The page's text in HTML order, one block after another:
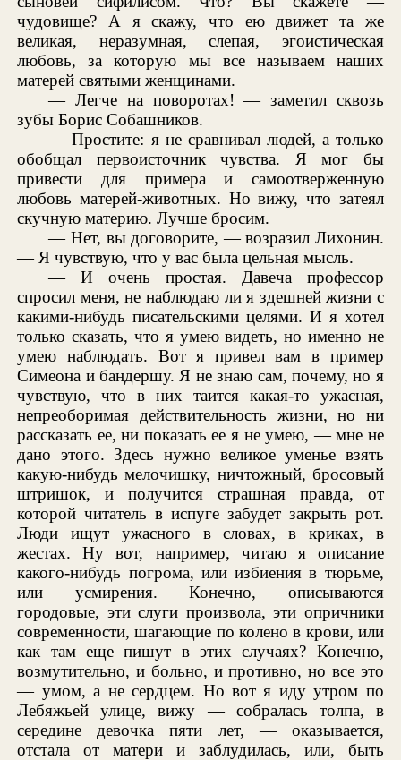
чудовище? А я скажу, что ею движет та же
великая, неразумная, слепая, эгоистическая
любовь, за которую мы все называем наших
матерей святыми женщинами.
— Легче на поворотах! — заметил сквозь
зубы Борис Собашников.
— Простите: я не сравнивал людей, а только
обобщал первоисточник чувства. Я мог бы
привести для примера и самоотверженную
любовь матерей-животных. Но вижу, что затеял
скучную материю. Лучше бросим.
— Нет, вы договорите, — возразил Лихонин.
— Я чувствую, что у вас была цельная мысль.
— И очень простая. Давеча профессор
спросил меня, не наблюдаю ли я здешней жизни с
какими-нибудь писательскими целями. И я хотел
только сказать, что я умею видеть, но именно не
умею наблюдать. Вот я привел вам в пример
Симеона и бандершу. Я не знаю сам, почему, но я
чувствую, что в них таится какая-то ужасная,
непреоборимая действительность жизни, но ни
рассказать ее, ни показать ее я не умею, — мне не
дано этого. Здесь нужно великое уменье взять
какую-нибудь мелочишку, ничтожный, бросовый
штришок, и получится страшная правда, от
которой читатель в испуге забудет закрыть рот.
Люди ищут ужасного в словах, в криках, в
жестах. Ну вот, например, читаю я описание
какого-нибудь погрома, или избиения в тюрьме,
или усмирения. Конечно, описываются
городовые, эти слуги произвола, эти опричники
современности, шагающие по колено в крови, или
как там еще пишут в этих случаях? Конечно,
возмутительно, и больно, и противно, но все это
— умом, а не сердцем. Но вот я иду утром по
Лебяжьей улице, вижу — собралась толпа, в
середине девочка пяти лет, — оказывается,
отстала от матери и заблудилась, или, быть